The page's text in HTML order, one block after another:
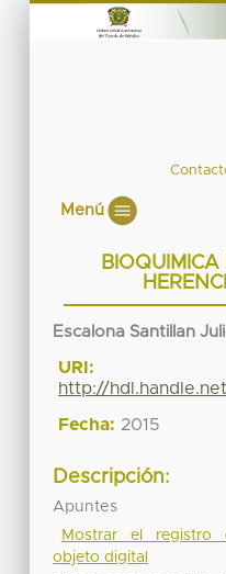
Menú
Escalona Santillan
URI:
http://
Fecha: 2015
Descripción:
Apuntes
Mostrar el registro
objeto digital